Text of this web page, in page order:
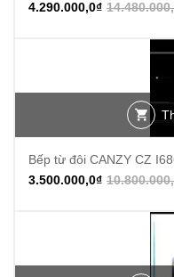
4.290.000,0₫
Bếp từ đôi CANZY CZ
3.500.000,0₫